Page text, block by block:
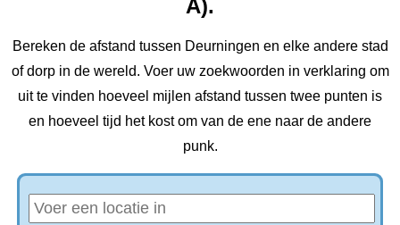
A).
Bereken de afstand tussen Deurningen en elke andere stad
of dorp in de wereld. Voer uw zoekwoorden in verklaring om
uit te vinden hoeveel mijlen afstand tussen twee punten is
en hoeveel tijd het kost om van de ene naar de andere
punk.